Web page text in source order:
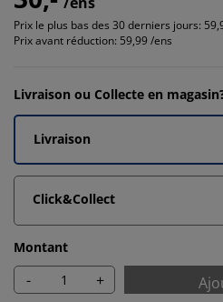
Prix le plus bas des 30 derniers jours:
Prix avant réduction: 59,99 /ens
Livraison ou Collecte en
Livraison
Click&Collect
Montant
- +